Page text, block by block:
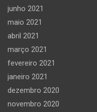
junho 2021
maio 2021
abril 2021
março 2021
fevereiro 2021
janeiro 2021
dezembro 2020
novembro 2020